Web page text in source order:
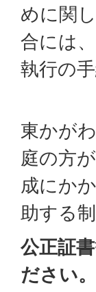
めに関
合には
執行の
東かが
庭の方
成にか
助する制
公正証
ださい。